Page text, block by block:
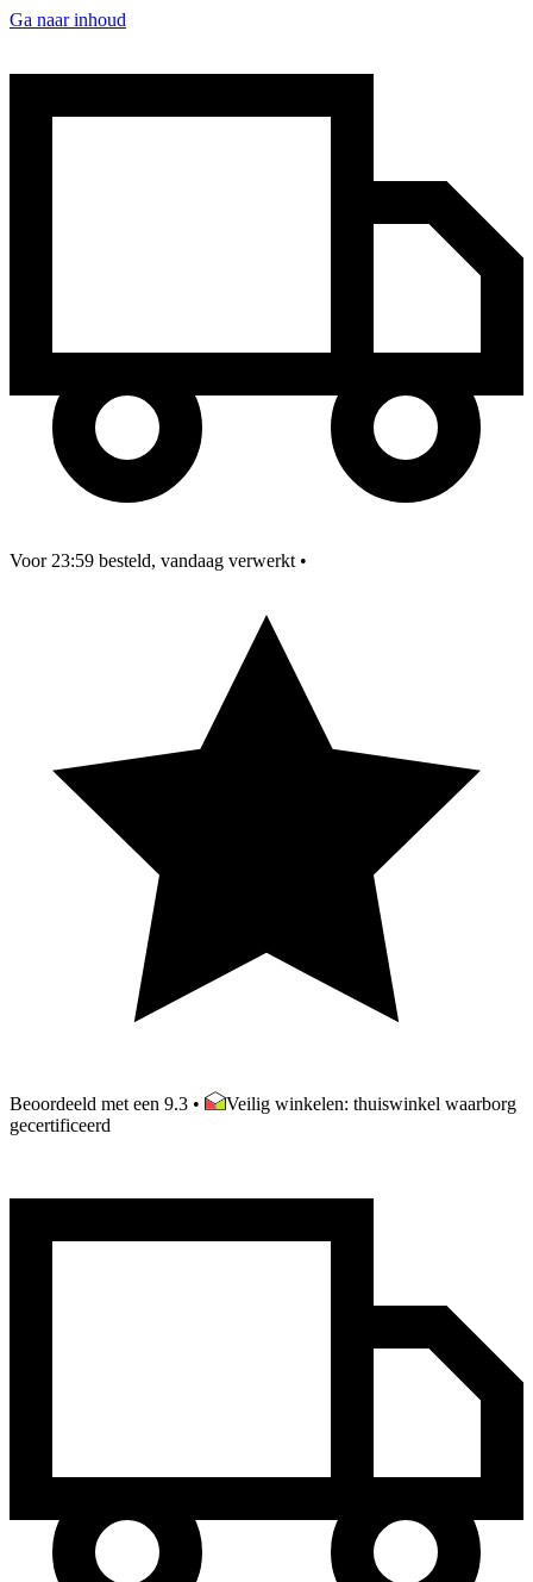
Ga naar inhoud
Voor 23:59 besteld, vandaag verwerkt •
Beoordeeld met een 9.3 •
Veilig winkelen: thuiswinkel waarborg
gecertificeerd